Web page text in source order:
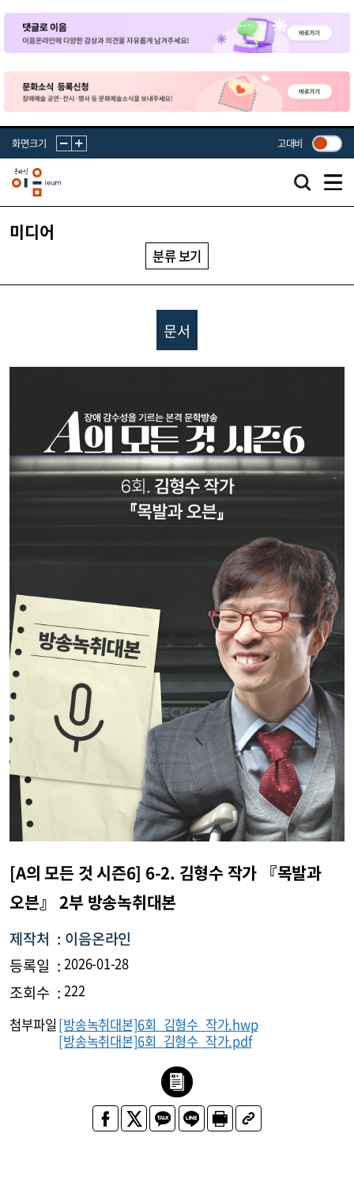
화면크기 고대비
미디어
분류 보기
문서
[A의 모든 것 시즌6] 6-2. 김형수 작가 『목발과
오븐』 2부 방송녹취대본
제작처 : 이음온라인
등록일 : 2026-01-28
조회수 : 222
첨부파일 [방송녹취대본]6회 김형수 작가.hwp
[방송녹취대본]6회 김형수 작가.pdf